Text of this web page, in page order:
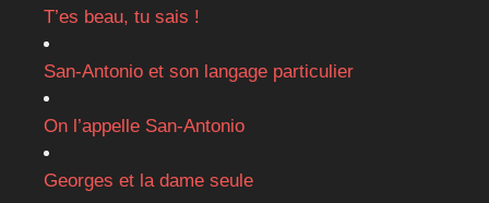
T’es beau, tu sais !
San-Antonio et son langage particulier
On l’appelle San-Antonio
Georges et la dame seule